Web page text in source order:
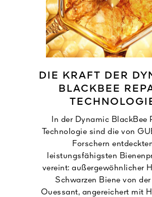
DIE KRAFT DER
BLACKBEE
In der Dynamic BlackBee
Technologie sind die von
Forschern
leistungsfähigsten
vereint: außergewöhnlicher
Schwarzen Biene von der
Ouessant, angereichert mit